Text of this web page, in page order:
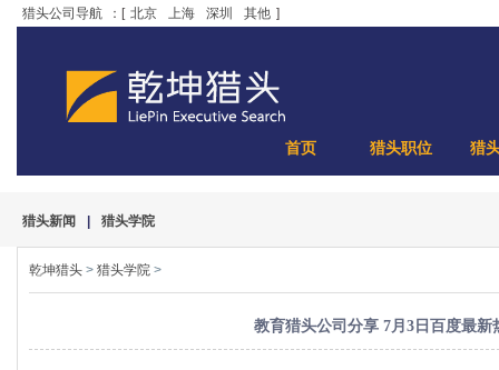
猎头公司导航 ：[ 北京 上海 深圳 其他 ]
首页 猎头职位 猎
猎头新闻 猎头学院
乾坤猎头 > 猎头学院 >
教育猎头公司分享 7月3日百度最新